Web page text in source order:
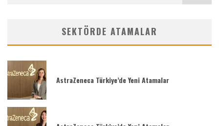
SEKTÖRDE ATAMALAR
AstraZeneca Türkiye’de Yeni Atamalar